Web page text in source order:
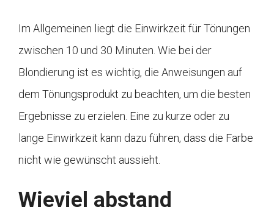
Im Allgemeinen liegt die Einwirkzeit für Tönungen
zwischen 10 und 30 Minuten. Wie bei der
Blondierung ist es wichtig, die Anweisungen auf
dem Tönungsprodukt zu beachten, um die besten
Ergebnisse zu erzielen. Eine zu kurze oder zu
lange Einwirkzeit kann dazu führen, dass die Farbe
nicht wie gewünscht aussieht.
Wieviel abstand